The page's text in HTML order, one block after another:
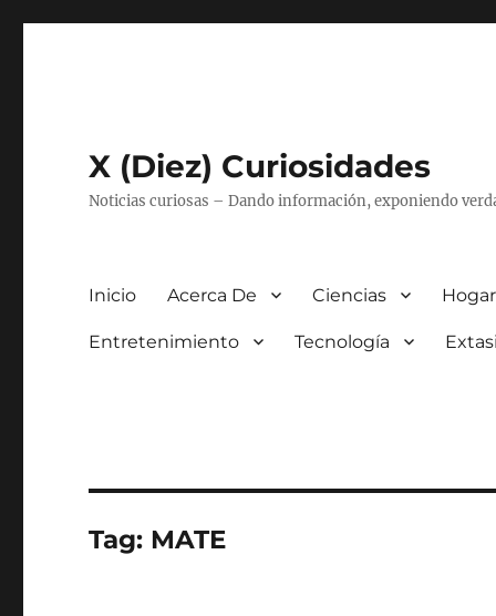
X (Diez) Curiosidades
Noticias curiosas – Dando información, exponiendo
Inicio Acerca De Ciencias
Entretenimiento Tecnología
Tag: MATE